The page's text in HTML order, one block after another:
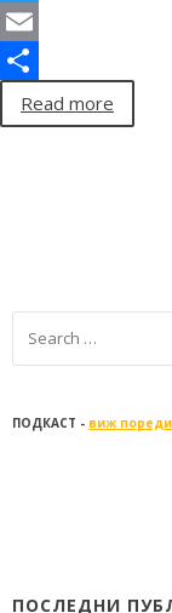
Twitter
Email
Share
Read more
ПОДКАСТ - виж
ПОСЛЕДНИ